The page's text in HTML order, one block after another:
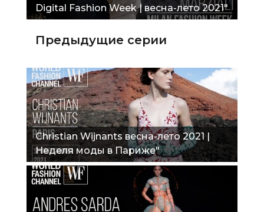
Digital Fashion Week | весна-лето 2021"
Предыдущие серии
Christian Wijnants весна-лето 2021 |
Неделя моды в Париже"